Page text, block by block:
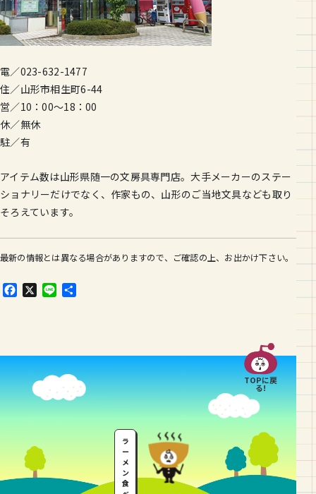
電／023-632-1477
住／山形市相生町6-44
営／10：00～18：00
休／無休
駐／有
アイテム数は山形県随一の文房具専門店。大手メーカーのステー
ショナリーだけでなく、作家もの、山形のご当地文具なども取り
そろえています。
最新の情報とは異なる場合がありますので、ご確認の上、お出かけ下さい。
F
o
o
k
X
L
TOPに戻
る!
ラ
ー
メ
ン
食